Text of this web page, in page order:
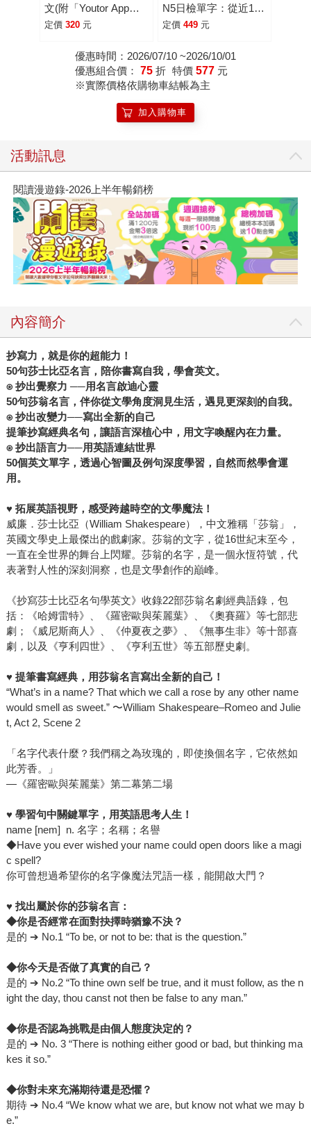
文(附「Youtor App」
內含VRP虛擬點讀筆)
定價 320 元
N5日檢單字：從近15
年日檢考題中挑選出的
「Youtor App」內含
VRP虛擬點讀筆)
定價 449 元
優惠時間：2026/07/10 ~2026/10/01
優惠組合價： 75 折 特價 577 元
※實際價格依購物車結帳為主
加入購物車
活動訊息
閱讀漫遊錄-2026上半年暢銷榜
內容簡介
抄寫力，就是你的超能力！
50句莎士比亞名言，陪你書寫自我，學會英文。
⍟ 抄出覺察力 ──用名言啟迪心靈
50句莎翁名言，伴你從文學角度洞見生活，遇見更深刻的自我。
⍟ 抄出改變力──寫出全新的自己
提筆抄寫經典名句，讓語言深植心中，用文字喚醒內在力量。
⍟ 抄出語言力──用英語連結世界
50個英文單字，透過心智圖及例句深度學習，自然而然學會運
用。
♥ 拓展英語視野，感受跨越時空的文學魔法！
威廉．莎士比亞（William Shakespeare），中文雅稱「莎翁」，
英國文學史上最傑出的戲劇家。莎翁的文字，從16世紀末至今，
一直在全世界的舞台上閃耀。莎翁的名字，是一個永恆符號，代
表著對人性的深刻洞察，也是文學創作的巔峰。
《抄寫莎士比亞名句學英文》收錄22部莎翁名劇經典語錄，包
括：《哈姆雷特》、《羅密歐與茱麗葉》、《奧賽羅》等七部悲
劇；《威尼斯商人》、《仲夏夜之夢》、《無事生非》等十部喜
劇，以及《亨利四世》、《亨利五世》等五部歷史劇。
♥ 提筆書寫經典，用莎翁名言寫出全新的自己！
“What’s in a name? That which we call a rose by any other name
would smell as sweet.” 〜William Shakespeare–Romeo and Julie
t, Act 2, Scene 2
「名字代表什麼？我們稱之為玫瑰的，即使換個名字，它依然如
此芳香。」
—《羅密歐與茱麗葉》第二幕第二場
♥ 學習句中關鍵單字，用英語思考人生！
name [nеm] n. 名字；名稱；名譽
◆Have you ever wished your name could open doors like a magi
c spell?
你可曾想過希望你的名字像魔法咒語一樣，能開啟大門？
♥ 找出屬於你的莎翁名言：
◆你是否經常在面對抉擇時猶豫不決？
是的 ➔ No.1 “To be, or not to be: that is the question.”
◆你今天是否做了真實的自己？
是的 ➔ No.2 “To thine own self be true, and it must follow, as the n
ight the day, thou canst not then be false to any man.”
◆你是否認為挑戰是由個人態度決定的？
是的 ➔ No. 3 “There is nothing either good or bad, but thinking ma
kes it so.”
◆你對未來充滿期待還是恐懼？
期待 ➔ No.4 “We know what we are, but know not what we may b
e.”